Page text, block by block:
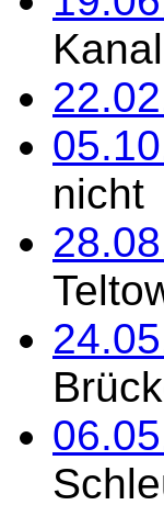
nicht